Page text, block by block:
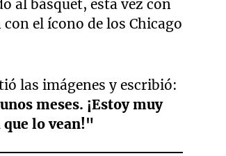
al básquet, esta vez con
el ícono de los Chicago
las imágenes y escribió:
meses. ¡Estoy muy
que lo vean!"